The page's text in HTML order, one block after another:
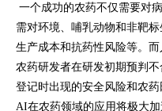
一个成功的农药不仅需要对
需对环境、哺乳动物和非靶
生产成本和抗药性风险等。
农药研发者在研发初期预判
登记时出现的安全风险和农
AI在农药领域的应用将极大